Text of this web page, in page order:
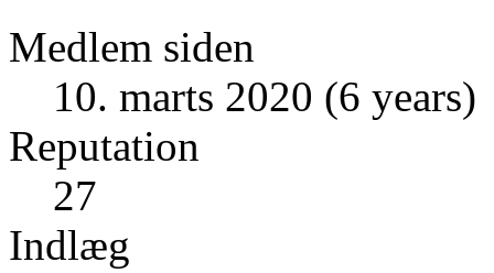
Medlem siden
10. marts 2020 (6 years)
Reputation
27
Indlæg